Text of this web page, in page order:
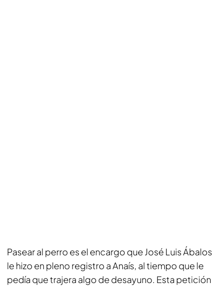
Pasear al perro es el encargo que José Luis Ábalos
le hizo en pleno registro a Anaís, al tiempo que le
pedía que trajera algo de desayuno. Esta petición